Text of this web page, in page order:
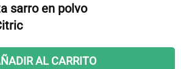
sarro en polvo
AL CARRITO